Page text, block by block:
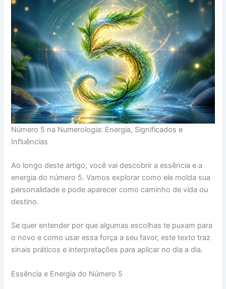
Número 5 na Numerologia: Energia, Significados e
Influências
Ao longo deste artigo, você vai descobrir a essência e a
energia do número 5. Vamos explorar como ele molda sua
personalidade e pode aparecer como caminho de vida ou
destino.
Se quer entender por que algumas escolhas te puxam para
o novo e como usar essa força a seu favor, este texto traz
sinais práticos e interpretações para aplicar no dia a dia.
Essência e Energia do Número 5